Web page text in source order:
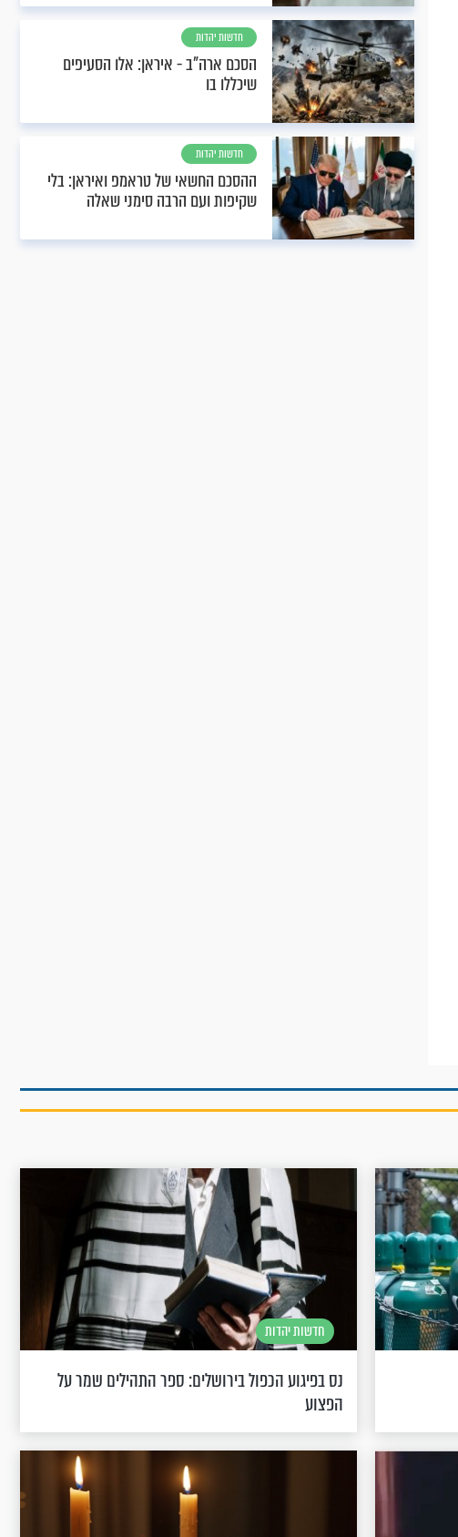
חדשות יהדות
הסכם ארה"ב - איראן: אלו הסעיפים
שיכללו בו
חדשות יהדות
ההסכם החשאי של טראמפ ואיראן: בלי
שקיפות ועם הרבה סימני שאלה
חדשות יהדות
נס בפיגוע הכפול בירושלים: ספר התהילים שמר על
הפצוע